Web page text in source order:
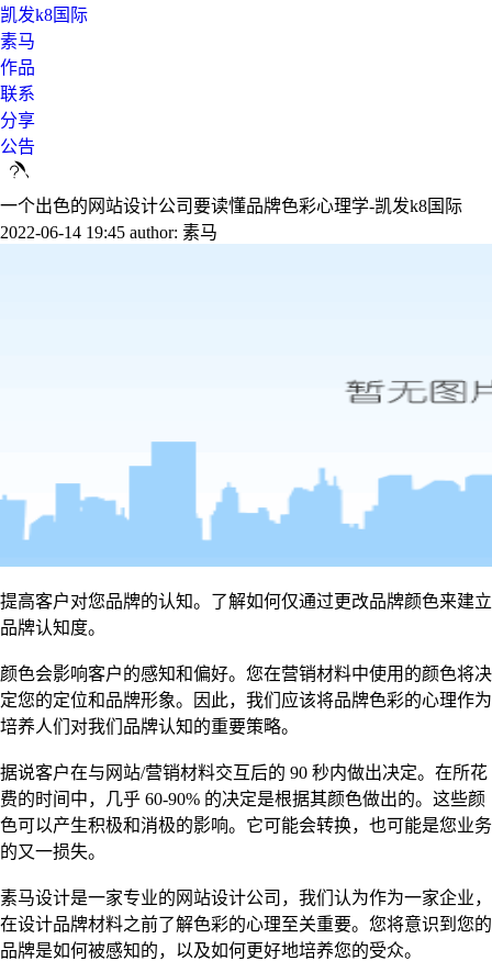
凯发k8国际
素马
作品
联系
分享
公告
一个出色的网站设计公司要读懂品牌色彩心理学-凯发k8国际
2022-06-14 19:45 author: 素马
提高客户对您品牌的认知。了解如何仅通过更改品牌颜色来建立
品牌认知度。
颜色会影响客户的感知和偏好。您在营销材料中使用的颜色将决
定您的定位和品牌形象。因此，我们应该将品牌色彩的心理作为
培养人们对我们品牌认知的重要策略。
据说客户在与网站/营销材料交互后的 90 秒内做出决定。在所花
费的时间中，几乎 60-90% 的决定是根据其颜色做出的。这些颜
色可以产生积极和消极的影响。它可能会转换，也可能是您业务
的又一损失。
素马设计是一家专业的网站设计公司，我们认为作为一家企业，
在设计品牌材料之前了解色彩的心理至关重要。您将意识到您的
品牌是如何被感知的，以及如何更好地培养您的受众。